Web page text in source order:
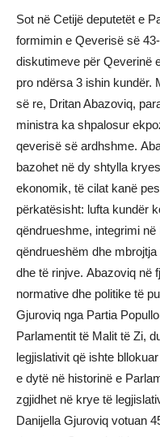
Sot në Cetijë deputetët e
formimin e Qeverisë së
diskutimeve për Qeverinë
pro ndërsa 3 ishin kundër.
së re, Dritan Abazoviq,
ministra ka shpalosur
qeverisë së ardhshme.
bazohet në dy shtylla
ekonomik, të cilat kanë
përkatësisht: lufta kundër
qëndrueshme, integrimi
qëndrueshëm dhe
dhe të rinjve. Abazoviq në
normative dhe politike të
Gjuroviq nga Partia
Parlamentit të Malit të Zi,
legjislativit që ishte
e dytë në historinë e
zgjidhet në krye të
Danijella Gjuroviq votuan